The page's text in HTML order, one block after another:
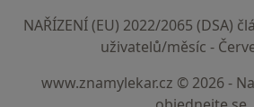
NAŘÍZENÍ (EU) 2022/2065 (DSA)
uživatelů/měsíc -
www.znamylekar.cz © 2026 -